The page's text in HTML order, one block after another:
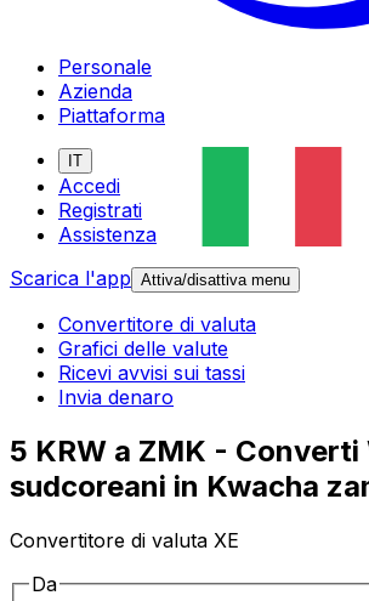
Personale
Azienda
Piattaforma
IT
Accedi
Registrati
Assistenza
Scarica l'app Attiva/disattiva menu
Convertitore di valuta
Grafici delle valute
Ricevi avvisi sui tassi
Invia denaro
5 KRW a ZMK - Converti
sudcoreani in Kwacha
Convertitore di valuta XE
Da